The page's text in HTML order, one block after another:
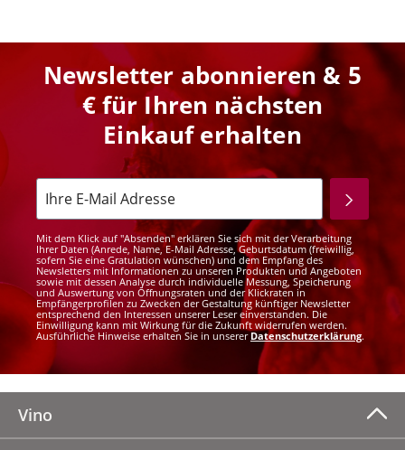
Newsletter abonnieren & 5
€ für Ihren nächsten
Einkauf erhalten
Mit dem Klick auf "Absenden" erklären Sie sich mit der Verarbeitung
Ihrer Daten (Anrede, Name, E-Mail Adresse, Geburtsdatum (freiwillig,
sofern Sie eine Gratulation wünschen) und dem Empfang des
Newsletters mit Informationen zu unseren Produkten und Angeboten
sowie mit dessen Analyse durch individuelle Messung, Speicherung
und Auswertung von Öffnungsraten und der Klickraten in
Empfängerprofilen zu Zwecken der Gestaltung künftiger Newsletter
entsprechend den Interessen unserer Leser einverstanden. Die
Einwilligung kann mit Wirkung für die Zukunft widerrufen werden.
Ausführliche Hinweise erhalten Sie in unsererDatenschutzerklärung.
Vino